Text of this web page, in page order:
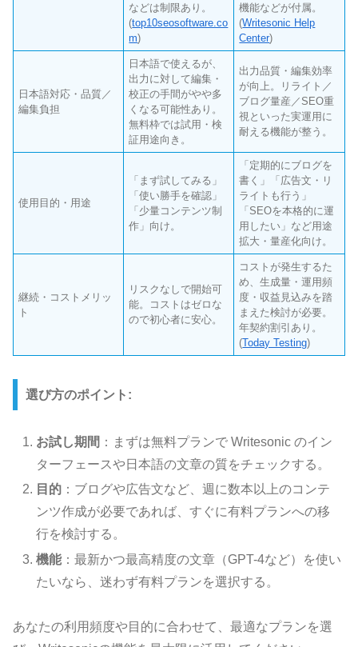
などは制限あり。
(top10seosoftware.co
m)
機能などが付属。
(Writesonic Help
Center)
日本語対応・品質／
編集負担
日本語で使えるが、
出力に対して編集・
校正の手間がやや多
くなる可能性あり。
無料枠では試用・検
証用途向き。
出力品質・編集効率
が向上。リライト／
ブログ量産／SEO重
視といった実運用に
耐える機能が整う。
使用目的・用途
「まず試してみる」
「使い勝手を確認」
「少量コンテンツ制
作」向け。
「定期的にブログを
書く」「広告文・リ
ライトも行う」
「SEOを本格的に運
用したい」など用途
拡大・量産化向け。
継続・コストメリッ
ト
リスクなしで開始可
能。コストはゼロな
ので初心者に安心。
コストが発生するた
め、生成量・運用頻
度・収益見込みを踏
まえた検討が必要。
年契約割引あり。
(Today Testing)
選び方のポイント:
お試し期間 ：まずは無料プランで Writesonic のイン
ターフェースや日本語の文章の質をチェックする。
目的 ：ブログや広告文など、週に数本以上のコンテ
ンツ作成が必要であれば、すぐに有料プランへの移
行を検討する。
機能：最新かつ最高精度の文章（GPT-4など）を使い
たいなら、迷わず有料プランを選択する。
あなたの利用頻度や目的に合わせて、最適なプランを選